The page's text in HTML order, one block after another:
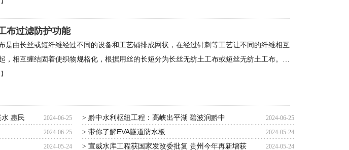
布过滤防护功能
是由长丝或短纤维经过不同的设备和工艺铺排成网状，在经过针刺等工艺让不同的纤维相互
，相互缠结固着使织物规格化，根据用丝的长短分为长丝无纺土工布或短丝无纺土工布。…
惠民 2024-06-25 > 黔中水利枢纽工程：高峡出平湖 碧波润黔中 2024-06-25
2024-06-25 > 带你了解EVA隧道防水板 2024-05-24
2024-05-24 > 宣威水库工程获国家发改委批复 贵州今年再新增获 2024-05-24